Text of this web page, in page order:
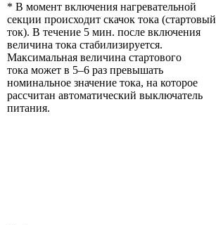
* В момент включения нагревательной
секции происходит скачок тока (стартовый
ток). В течение 5 мин. после включения
величина тока стабилизируется.
Максимальная величина стартового
тока может в 5–6 раз превышать
номинальное значение тока, на которое
рассчитан автоматический выключатель
питания.